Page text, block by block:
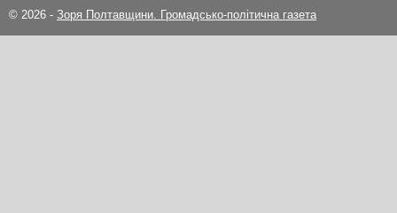
© 2026 - Зоря Полтавщини. Громадсько-політична газета